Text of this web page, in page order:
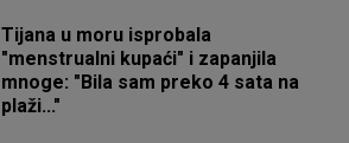
Tijana u moru isprobala
"menstrualni kupaći" i zapanjila
mnoge: "Bila sam preko 4 sata na
plaži..."